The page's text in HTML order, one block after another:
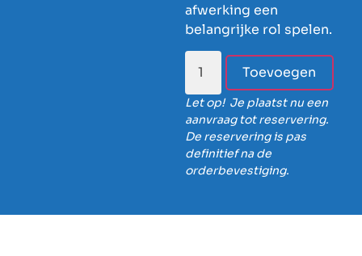
afwerking een
belangrijke rol spelen.
Toevoegen
Let op! Je plaatst nu een
aanvraag tot reservering.
De reservering is pas
definitief na de
orderbevestiging.